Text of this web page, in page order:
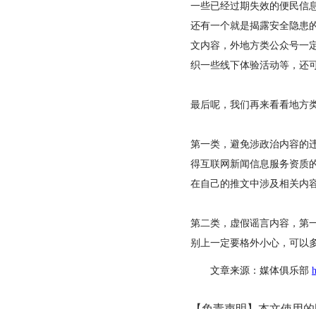
一些已经过期失效的便民信
还有一个就是揭露安全隐患
文内容，外地方类公众号一
织一些线下体验活动等，还
最后呢，我们再来看看地方
第一类，避免涉政治内容的
得互联网新闻信息服务资质
在自己的推文中涉及相关内
第二类，虚假谣言内容，第
别上一定要格外小心，可以
文章来源：媒体俱乐部